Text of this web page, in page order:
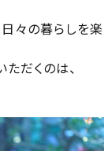
々の暮らしを楽
だくのは、